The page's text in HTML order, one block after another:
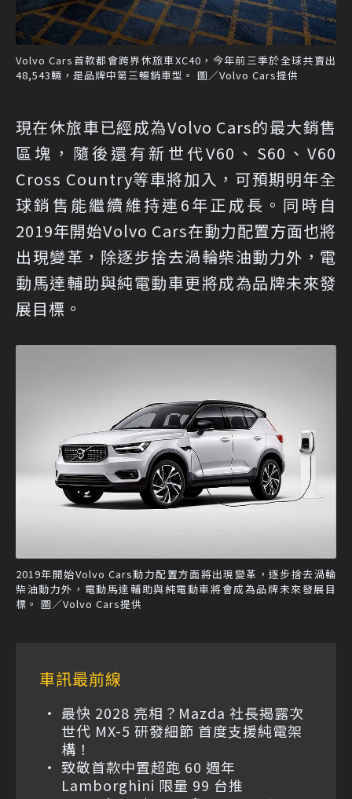
Volvo Cars首款都會跨界休旅車XC40，今年前三季於全球共賣出
48,543輛，是品牌中第三暢銷車型。 圖／Volvo Cars提供
現在休旅車已經成為Volvo Cars的最大銷售
區塊，隨後還有新世代V60、S60、V60
Cross Country等車將加入，可預期明年全
球銷售能繼續維持連6年正成長。同時自
2019年開始Volvo Cars在動力配置方面也將
出現變革，除逐步捨去渦輪柴油動力外，電
動馬達輔助與純電動車更將成為品牌未來發
展目標。
2019年開始Volvo Cars動力配置方面將出現變革，逐步捨去渦輪
柴油動力外，電動馬達輔助與純電動車將會成為品牌未來發展目
標。 圖／Volvo Cars提供
車訊最前線
最快 2028 亮相？Mazda 社長揭露次
世代 MX-5 研發細節 首度支援純電架
構！
致敬首款中置超跑 60 週年
Lamborghini 限量 99 台推